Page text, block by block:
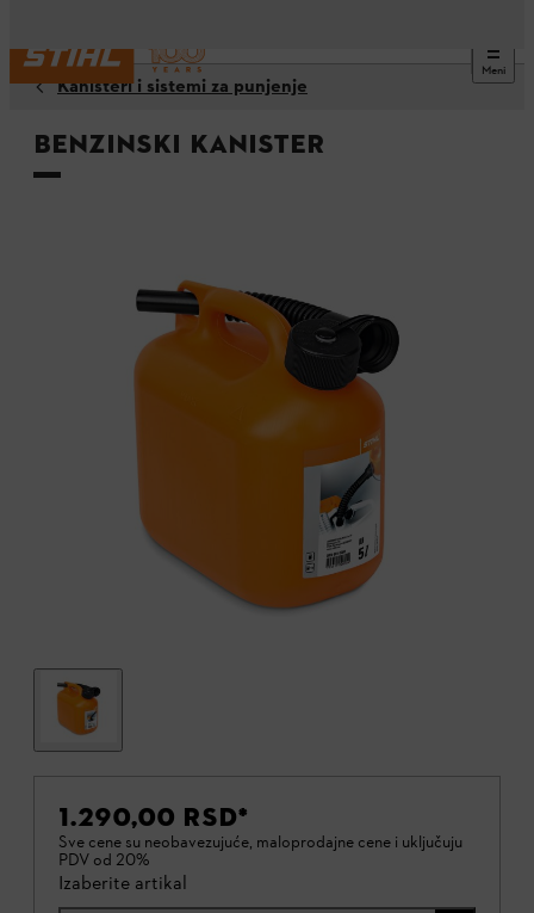
Meni
Kanisteri i sistemi za punjenje
Benzinski kanister
1.290,00 RSD*
Sve cene su neobavezujuće, maloprodajne cene i uključuju
PDV od 20%
Izaberite artikal